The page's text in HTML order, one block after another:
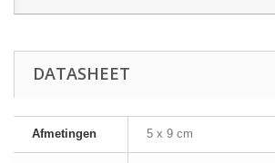
DATASHEET
Afmetingen 5 x 9 cm